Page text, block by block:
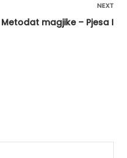
NEXT
Metodat magjike – Pjesa I